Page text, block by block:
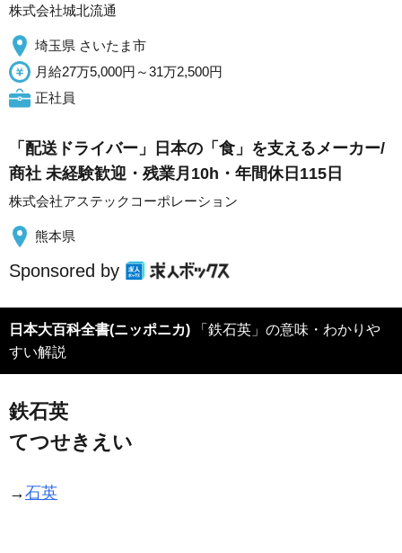
株式会社城北流通
埼玉県 さいたま市
月給27万5,000円～31万2,500円
正社員
「配送ドライバー」日本の「食」を支えるメーカー/
商社 未経験歓迎・残業月10h・年間休日115日
株式会社アステックコーポレーション
熊本県
Sponsored by
日本大百科全書(ニッポニカ) 「鉄石英」の意味・わかりや
すい解説
鉄石英
てつせきえい
→石英